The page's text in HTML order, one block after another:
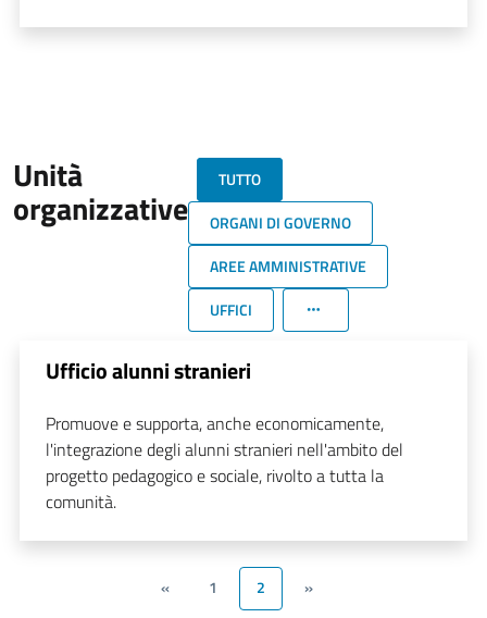
Unità
organizzative
TUTTO
ORGANI DI GOVERNO
AREE AMMINISTRATIVE
UFFICI
Ufficio alunni stranieri
Promuove e supporta, anche economicamente,
l'integrazione degli alunni stranieri nell'ambito del
progetto pedagogico e sociale, rivolto a tutta la
comunità.
« 1 2 »